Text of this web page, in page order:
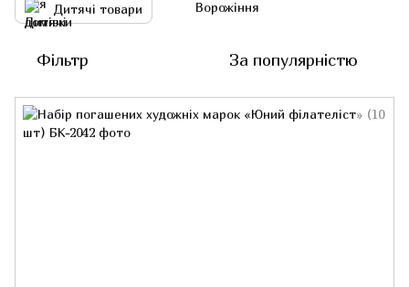
Дитячі товари
Фільтр За популярністю